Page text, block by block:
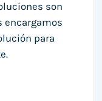
son
encargamos
para